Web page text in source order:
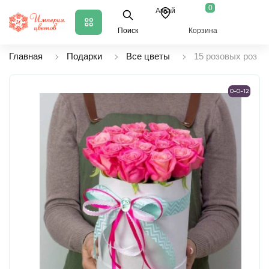
Поиск
Аксай 0
Корзина
Главная Подарки Все цветы 15 розовых роз в
0-0-12